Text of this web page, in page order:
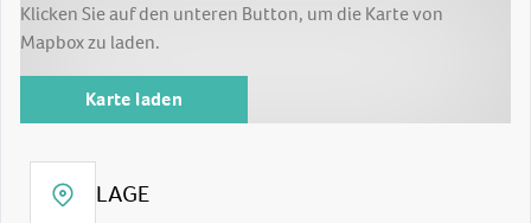
LAGE
Klicken Sie auf den unteren Button, um die Karte von
Mapbox zu laden.
Karte laden